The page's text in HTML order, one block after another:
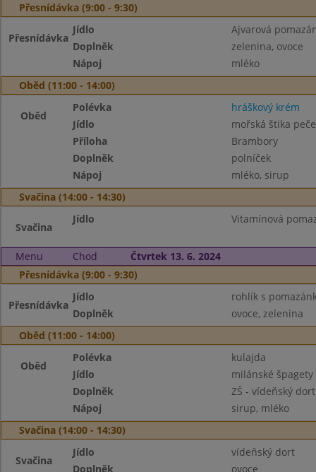
Přesnídávka (9:00 - 9:30)
Přesnídávka
Jídlo
Ajvarová
Doplněk
zelenina, ovoce
Nápoj
mléko
Oběd (11:00 - 14:00)
Oběd
Polévka
hráškový krém
Jídlo
mořská štika
Příloha
Brambory
Doplněk
polníček
Nápoj
mléko, sirup
Svačina (14:00 - 14:30)
Svačina
Jídlo Vitamínová
Menu Chod
Čtvrtek 13. 6. 2024
Přesnídávka (9:00 - 9:30)
Přesnídávka
Jídlo
rohlík s
Doplněk
ovoce, zelenina
Oběd (11:00 - 14:00)
Oběd
Polévka
kulajda
Jídlo
milánské
Doplněk
ZŠ - vídeňský dort
Nápoj
sirup, mléko
Svačina (14:00 - 14:30)
Svačina
Jídlo
vídeňský dort
Doplněk
ovoce